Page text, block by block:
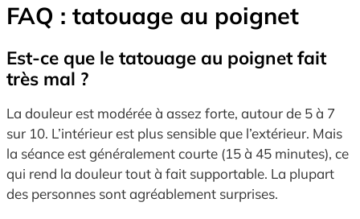
FAQ : tatouage au poignet
Est-ce que le tatouage au poignet fait
très mal ?
La douleur est modérée à assez forte, autour de 5 à 7
sur 10. L’intérieur est plus sensible que l’extérieur. Mais
la séance est généralement courte (15 à 45 minutes), ce
qui rend la douleur tout à fait supportable. La plupart
des personnes sont agréablement surprises.